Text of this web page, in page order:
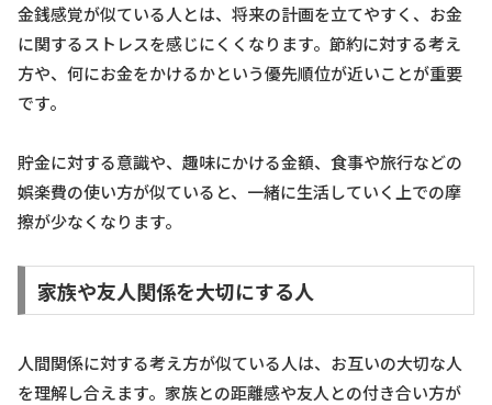
金銭感覚が似ている人とは、将来の計画を立てやすく、お金
に関するストレスを感じにくくなります。節約に対する考え
方や、何にお金をかけるかという優先順位が近いことが重要
です。
貯金に対する意識や、趣味にかける金額、食事や旅行などの
娯楽費の使い方が似ていると、一緒に生活していく上での摩
擦が少なくなります。
家族や友人関係を大切にする人
人間関係に対する考え方が似ている人は、お互いの大切な人
を理解し合えます。家族との距離感や友人との付き合い方が